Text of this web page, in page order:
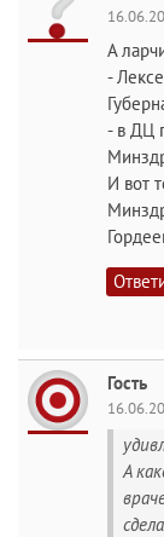
А
-
- в ДЦ
И вот
Гость
А